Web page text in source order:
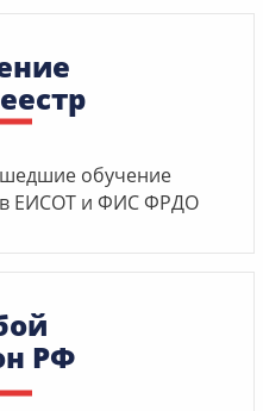
обучение
в ЕИСОТ и ФИС ФРДО
РФ